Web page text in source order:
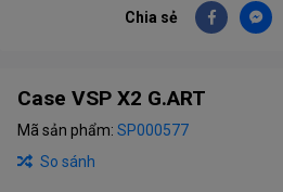
Chia sẻ
Case VSP X2 G.ART
Mã sản phẩm: SP000577
So sánh